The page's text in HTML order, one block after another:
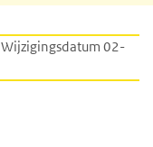
Wijzigingsdatum 02-